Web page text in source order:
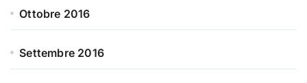
Ottobre 2016
Settembre 2016